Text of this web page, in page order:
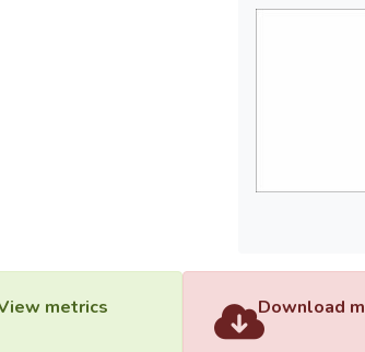
metrics Download